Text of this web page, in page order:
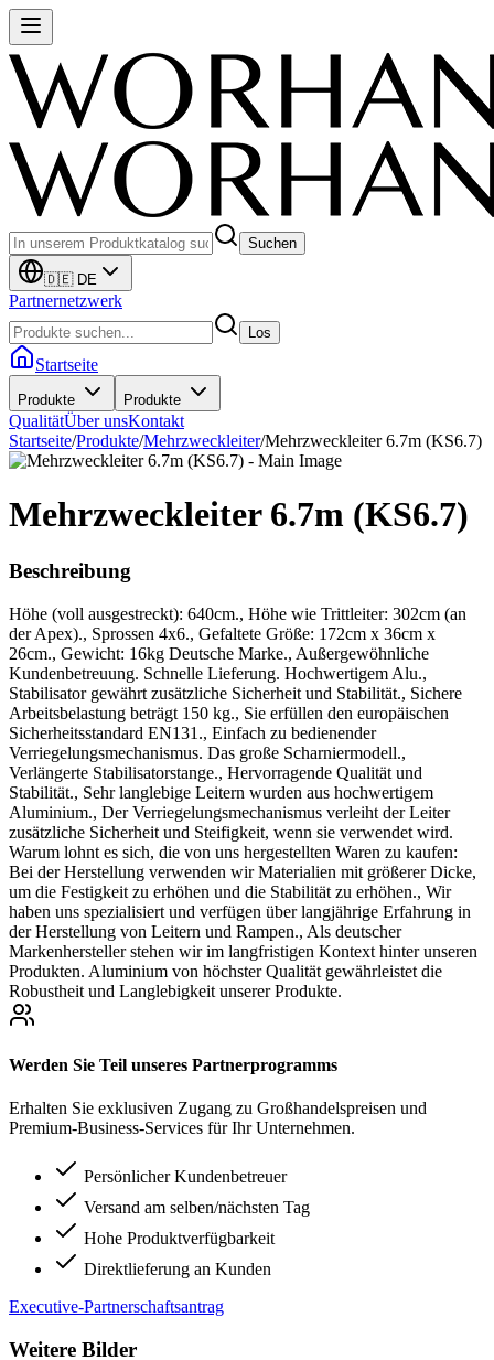
Suchen
🇩🇪 DE
Partnernetzwerk
Los
Startseite
Produkte Produkte
QualitätÜber unsKontakt
Startseite/Produkte/Mehrzweckleiter/Mehrzweckleiter 6.7m (KS6.7)
Mehrzweckleiter 6.7m (KS6.7)
Beschreibung
Höhe (voll ausgestreckt): 640cm., Höhe wie Trittleiter: 302cm (an
der Apex)., Sprossen 4x6., Gefaltete Größe: 172cm x 36cm x
26cm., Gewicht: 16kg Deutsche Marke., Außergewöhnliche
Kundenbetreuung. Schnelle Lieferung. Hochwertigem Alu.,
Stabilisator gewährt zusätzliche Sicherheit und Stabilität., Sichere
Arbeitsbelastung beträgt 150 kg., Sie erfüllen den europäischen
Sicherheitsstandard EN131., Einfach zu bedienender
Verriegelungsmechanismus. Das große Scharniermodell.,
Verlängerte Stabilisatorstange., Hervorragende Qualität und
Stabilität., Sehr langlebige Leitern wurden aus hochwertigem
Aluminium., Der Verriegelungsmechanismus verleiht der Leiter
zusätzliche Sicherheit und Steifigkeit, wenn sie verwendet wird.
Warum lohnt es sich, die von uns hergestellten Waren zu kaufen:
Bei der Herstellung verwenden wir Materialien mit größerer Dicke,
um die Festigkeit zu erhöhen und die Stabilität zu erhöhen., Wir
haben uns spezialisiert und verfügen über langjährige Erfahrung in
der Herstellung von Leitern und Rampen., Als deutscher
Markenhersteller stehen wir im langfristigen Kontext hinter unseren
Produkten. Aluminium von höchster Qualität gewährleistet die
Robustheit und Langlebigkeit unserer Produkte.
Werden Sie Teil unseres Partnerprogramms
Erhalten Sie exklusiven Zugang zu Großhandelspreisen und
Premium-Business-Services für Ihr Unternehmen.
Persönlicher Kundenbetreuer
Versand am selben/nächsten Tag
Hohe Produktverfügbarkeit
Direktlieferung an Kunden
Executive-Partnerschaftsantrag
Weitere Bilder